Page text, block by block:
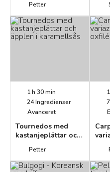
Petter
1 h 30 min
24Ingredienser
Avancerat
Tournedos med
kastanjeplättar och
karamellsås
Petter
7